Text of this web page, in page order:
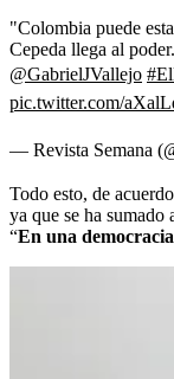
"Colombia puede
Cepeda llega al
@GabrielJVallejo
pic.twitter.com/
— Revista Semana
Todo esto, de
ya que se ha sumado
“En una